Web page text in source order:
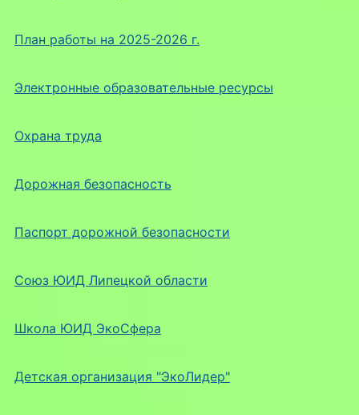
План работы на 2025-2026 г.
Электронные образовательные ресурсы
Охрана труда
Дорожная безопасность
Паспорт дорожной безопасности
Союз ЮИД Липецкой области
Школа ЮИД ЭкоСфера
Детская организация "ЭкоЛидер"